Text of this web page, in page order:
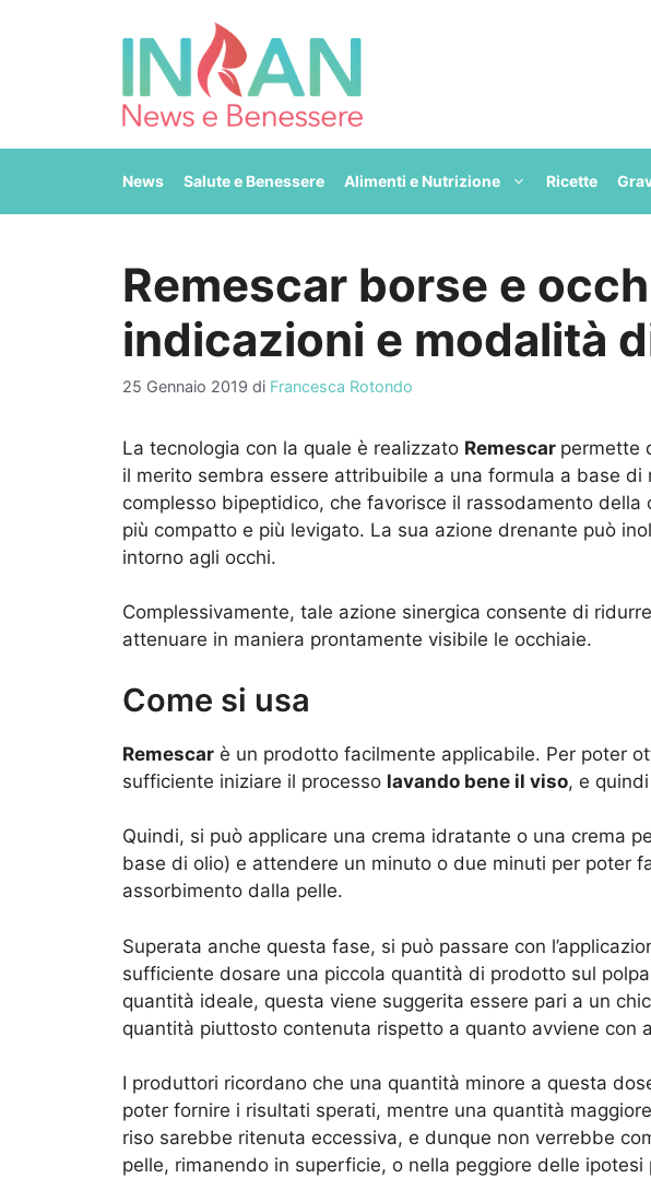
News Salute e Benessere Alimenti e Nutrizione Ricette
Remescar borse e
indicazioni e modalità
25 Gennaio 2019 di Francesca Rotondo
La tecnologia con la quale è realizzato Remescar permette
il merito sembra essere attribuibile a una formula a base di
complesso bipeptidico, che favorisce il rassodamento
più compatto e più levigato. La sua azione drenante può
intorno agli occhi.
Complessivamente, tale azione sinergica consente di
attenuare in maniera prontamente visibile le occhiaie.
Come si usa
Remescar è un prodotto facilmente applicabile. Per poter
sufficiente iniziare il processo lavando bene il viso, e
Quindi, si può applicare una crema idratante o una crema
base di olio) e attendere un minuto o due minuti per poter
assorbimento dalla pelle.
Superata anche questa fase, si può passare con
sufficiente dosare una piccola quantità di prodotto sul
quantità ideale, questa viene suggerita essere pari a un
quantità piuttosto contenuta rispetto a quanto avviene con
I produttori ricordano che una quantità minore a questa
poter fornire i risultati sperati, mentre una quantità
riso sarebbe ritenuta eccessiva, e dunque non verrebbe
pelle, rimanendo in superficie, o nella peggiore delle